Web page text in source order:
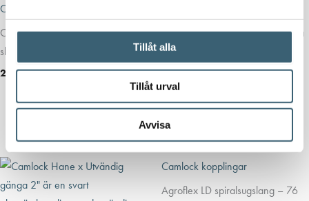
Tillåt alla
Tillåt urval
Avvisa
Camlock kopplingar
Camlock koppling C, Hona för
slang 3″
295kr
Köp nu!
Camlock Hane x Utvändig gänga
3″
132kr
Köp nu!
Camlock kopplingar
Agroflex LD spiralsugslang – 76